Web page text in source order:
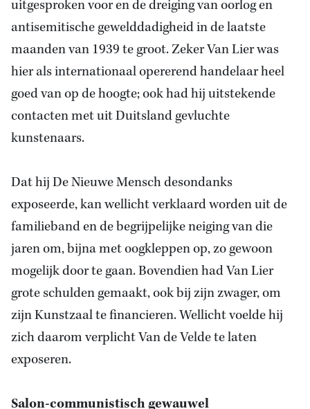
uitgesproken voor ende dreiging van oorlogen
antisemitische gewelddadigheid in de laatste
maanden van 1939 te groot. Zeker Van Lier was
hier als internationaal opererend handelaar heel
goed van op de hoogte; ook had hij uitstekende
contacten met uit Duitsland gevluchte
kunstenaars.
Dat hij De Nieuwe Mensch desondanks
exposeerde,kanwellicht verklaard worden uit de
familieband en de begrijpelijke neiging van die
jaren om, bijna met oogkleppen op, zo gewoon
mogelijk door te gaan. Bovendien had Van Lier
grote schulden gemaakt, ook bij zijn zwager, om
zijn Kunstzaal te financieren. Wellicht voelde hij
zich daarom verplicht Van de Velde te laten
exposeren.
Salon-communistisch gewauwel